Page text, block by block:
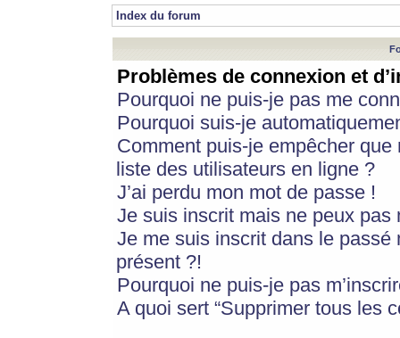
Index du forum
Problèmes de connexion et
Pourquoi ne puis-je pas me
Pourquoi suis-je
Comment puis-je empêcher
liste des utilisateurs en ligne ?
J’ai perdu mon mot de passe !
Je suis inscrit mais ne peux pas
Je me suis inscrit dans le
présent ?!
Pourquoi ne puis-je pas
A quoi sert “Supprimer tous les